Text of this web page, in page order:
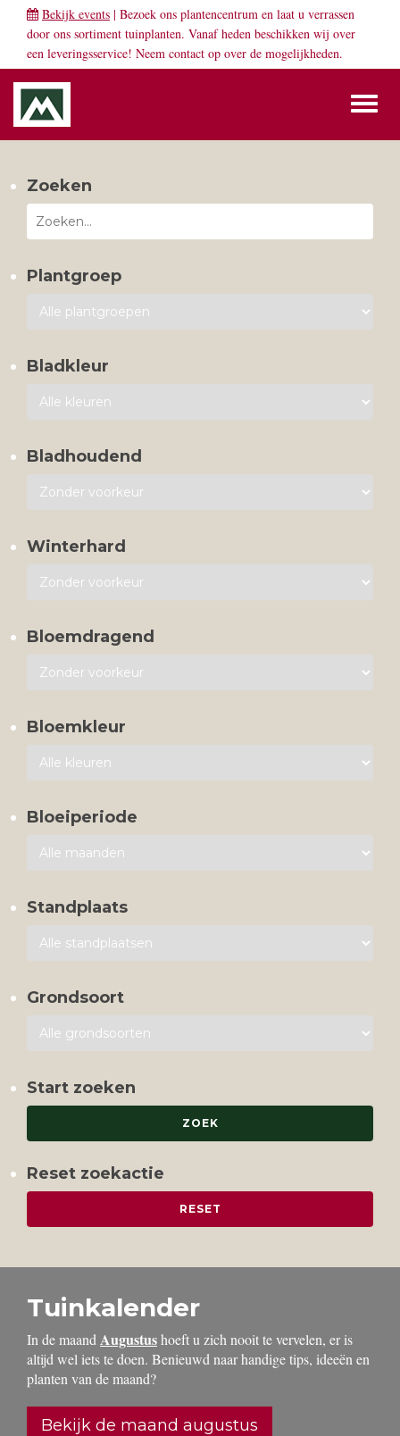
Bekijk events | Bezoek ons plantencentrum en laat u verrassen
door ons sortiment tuinplanten. Vanaf heden beschikken wij over
een leveringsservice! Neem contact op over de mogelijkheden.
Zoeken
Plantgroep
Bladkleur
Bladhoudend
Winterhard
Bloemdragend
Bloemkleur
Bloeiperiode
Standplaats
Grondsoort
Start zoeken
Reset zoekactie
Tuinkalender
In de maand Augustushoeft u zich nooit te vervelen, er is
altijd wel iets te doen. Benieuwd naar handige tips, ideeën en
planten van de maand?
Bekijk de maand augustus